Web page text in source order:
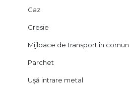
Maxi-Taxi, sunt disponibile in
Gaz
Gresie
Mijloace de transport în comun
Parchet
Ușă intrare metal